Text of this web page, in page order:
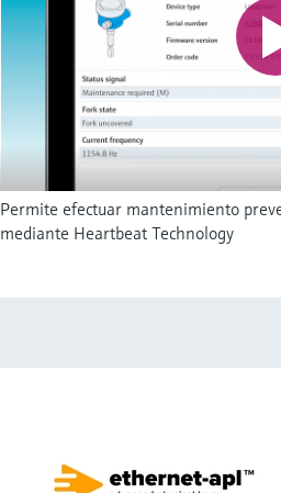
Permite efectuar mantenimiento
mediante Heartbeat Technology